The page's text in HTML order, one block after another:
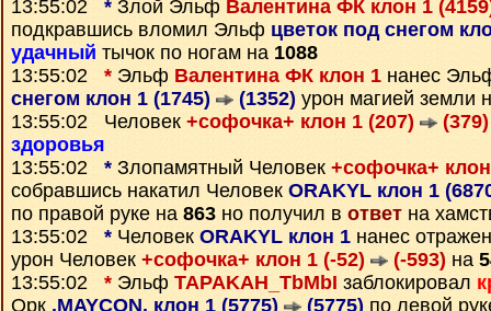
13:55:02 * Злой Эльф Валентина ФК клон 1
подкравшись вломил Эльф цветок под снегом
удачный тычок по ногам на 1088
13:55:02 * Эльф Валентина ФК клон 1 нанес
снегом клон 1 (1745)
(1352) урон магией земли
13:55:02 Человек +софочка+ клон 1 (207) (379)
здоровья
13:55:02 * Злопамятный Человек +софочка+
собравшись накатил Человек ORAKYL клон 1
по правой руке на 863 но получил в ответ на
13:55:02 * Человек ORAKYL клон 1 нанес
урон Человек +софочка+ клон 1 (-52) (-593) на
13:55:02 * Эльф TAPAKAH_TbMbI заблокировал
Орк .MAYCON. клон 1 (5775) (5775) по левой